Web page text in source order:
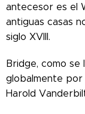
antecesor es el
antiguas casas
siglo XVIII.
Bridge, como se
globalmente por
Harold